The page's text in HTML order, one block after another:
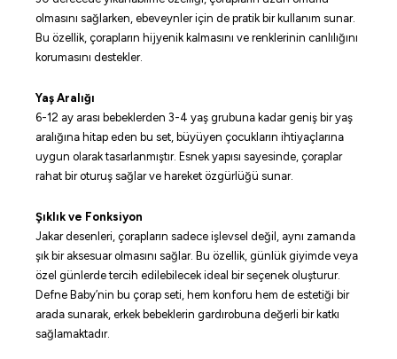
olmasını sağlarken, ebeveynler için de pratik bir kullanım sunar.
Bu özellik, çorapların hijyenik kalmasını ve renklerinin canlılığını
korumasını destekler.
Yaş Aralığı
6-12 ay arası bebeklerden 3-4 yaş grubuna kadar geniş bir yaş
aralığına hitap eden bu set, büyüyen çocukların ihtiyaçlarına
uygun olarak tasarlanmıştır. Esnek yapısı sayesinde, çoraplar
rahat bir oturuş sağlar ve hareket özgürlüğü sunar.
Şıklık ve Fonksiyon
Jakar desenleri, çorapların sadece işlevsel değil, aynı zamanda
şık bir aksesuar olmasını sağlar. Bu özellik, günlük giyimde veya
özel günlerde tercih edilebilecek ideal bir seçenek oluşturur.
Defne Baby’nin bu çorap seti, hem konforu hem de estetiği bir
arada sunarak, erkek bebeklerin gardırobuna değerli bir katkı
sağlamaktadır.